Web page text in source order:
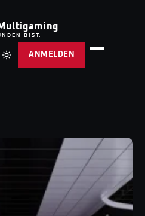
BIST.
ANMELDEN